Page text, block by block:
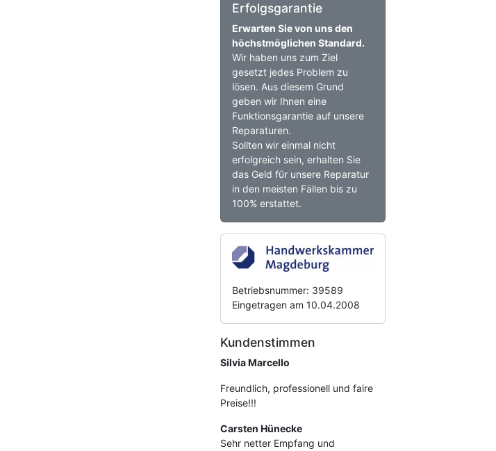
Erfolgsgarantie
Erwarten Sie von uns den
höchstmöglichen Standard.
Wir haben uns zum Ziel
gesetzt jedes Problem zu
lösen. Aus diesem Grund
geben wir Ihnen eine
Funktionsgarantie auf unsere
Reparaturen.
Sollten wir einmal nicht
erfolgreich sein, erhalten Sie
das Geld für unsere Reparatur
in den meisten Fällen bis zu
100% erstattet.
Betriebsnummer: 39589
Eingetragen am 10.04.2008
Kundenstimmen
Silvia Marcello
Freundlich, professionell und faire
Preise!!!
Carsten Hünecke
Sehr netter Empfang und